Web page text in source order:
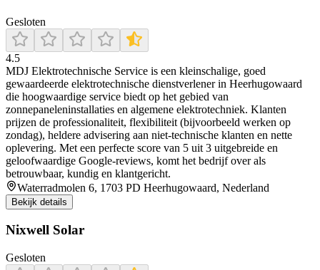
Gesloten
4.5
MDJ Elektrotechnische Service is een kleinschalige, goed
gewaardeerde elektrotechnische dienstverlener in Heerhugowaard
die hoogwaardige service biedt op het gebied van
zonnepaneleninstallaties en algemene elektrotechniek. Klanten
prijzen de professionaliteit, flexibiliteit (bijvoorbeeld werken op
zondag), heldere advisering aan niet-technische klanten en nette
oplevering. Met een perfecte score van 5 uit 3 uitgebreide en
geloofwaardige Google-reviews, komt het bedrijf over als
betrouwbaar, kundig en klantgericht.
Waterradmolen 6, 1703 PD Heerhugowaard, Nederland
Bekijk details
Nixwell Solar
Gesloten